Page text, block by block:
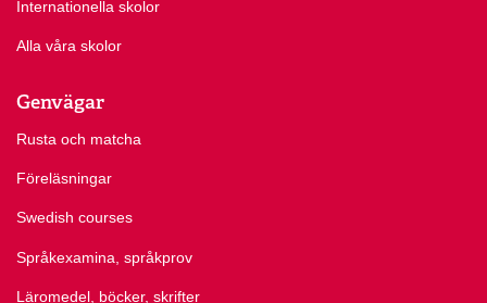
Internationella skolor
Alla våra skolor
Genvägar
Rusta och matcha
Föreläsningar
Swedish courses
Språkexamina, språkprov
Läromedel, böcker, skrifter